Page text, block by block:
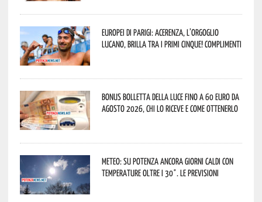
Europei di Parigi: Acerenza, l’orgoglio
lucano, brilla tra i primi cinque! Complimenti
Bonus bolletta della luce fino a 60 euro da
agosto 2026, chi lo riceve e come ottenerlo
Meteo: su Potenza ancora giorni caldi con
temperature oltre i 30°. Le previsioni